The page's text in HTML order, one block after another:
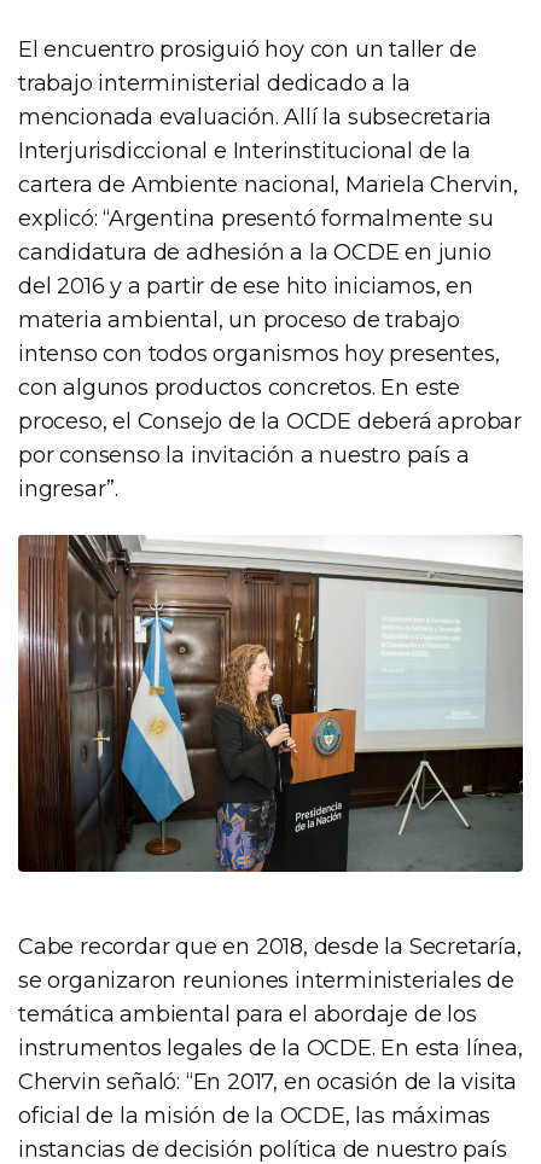
El encuentro prosiguió hoy con un taller de
trabajo interministerial dedicado a la
mencionada evaluación. Allí la subsecretaria
Interjurisdiccional e Interinstitucional de la
cartera de Ambiente nacional, Mariela Chervin,
explicó: “Argentina presentó formalmente su
candidatura de adhesión a la OCDE en junio
del 2016 y a partir de ese hito iniciamos, en
materia ambiental, un proceso de trabajo
intenso con todos organismos hoy presentes,
con algunos productos concretos. En este
proceso, el Consejo de la OCDE deberá aprobar
por consenso la invitación a nuestro país a
ingresar”.
Cabe recordar que en 2018, desde la Secretaría,
se organizaron reuniones interministeriales de
temática ambiental para el abordaje de los
instrumentos legales de la OCDE. En esta línea,
Chervin señaló: “En 2017, en ocasión de la visita
oficial de la misión de la OCDE, las máximas
instancias de decisión política de nuestro país